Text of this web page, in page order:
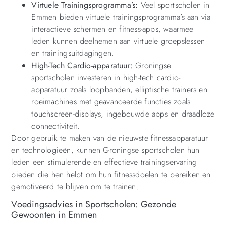
Virtuele Trainingsprogramma’s: Veel sportscholen in
Emmen bieden virtuele trainingsprogramma’s aan via
interactieve schermen en fitness-apps, waarmee
leden kunnen deelnemen aan virtuele groepslessen
en trainingsuitdagingen.
High-Tech Cardio-apparatuur: Groningse
sportscholen investeren in high-tech cardio-
apparatuur zoals loopbanden, elliptische trainers en
roeimachines met geavanceerde functies zoals
touchscreen-displays, ingebouwde apps en draadloze
connectiviteit.
Door gebruik te maken van de nieuwste fitnessapparatuur
en technologieën, kunnen Groningse sportscholen hun
leden een stimulerende en effectieve trainingservaring
bieden die hen helpt om hun fitnessdoelen te bereiken en
gemotiveerd te blijven om te trainen.
Voedingsadvies in Sportscholen: Gezonde
Gewoonten in Emmen